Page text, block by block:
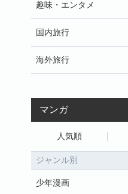
趣味・エンタメ
国内旅行
海外旅行
マンガ
人気順
ジャンル別
少年漫画